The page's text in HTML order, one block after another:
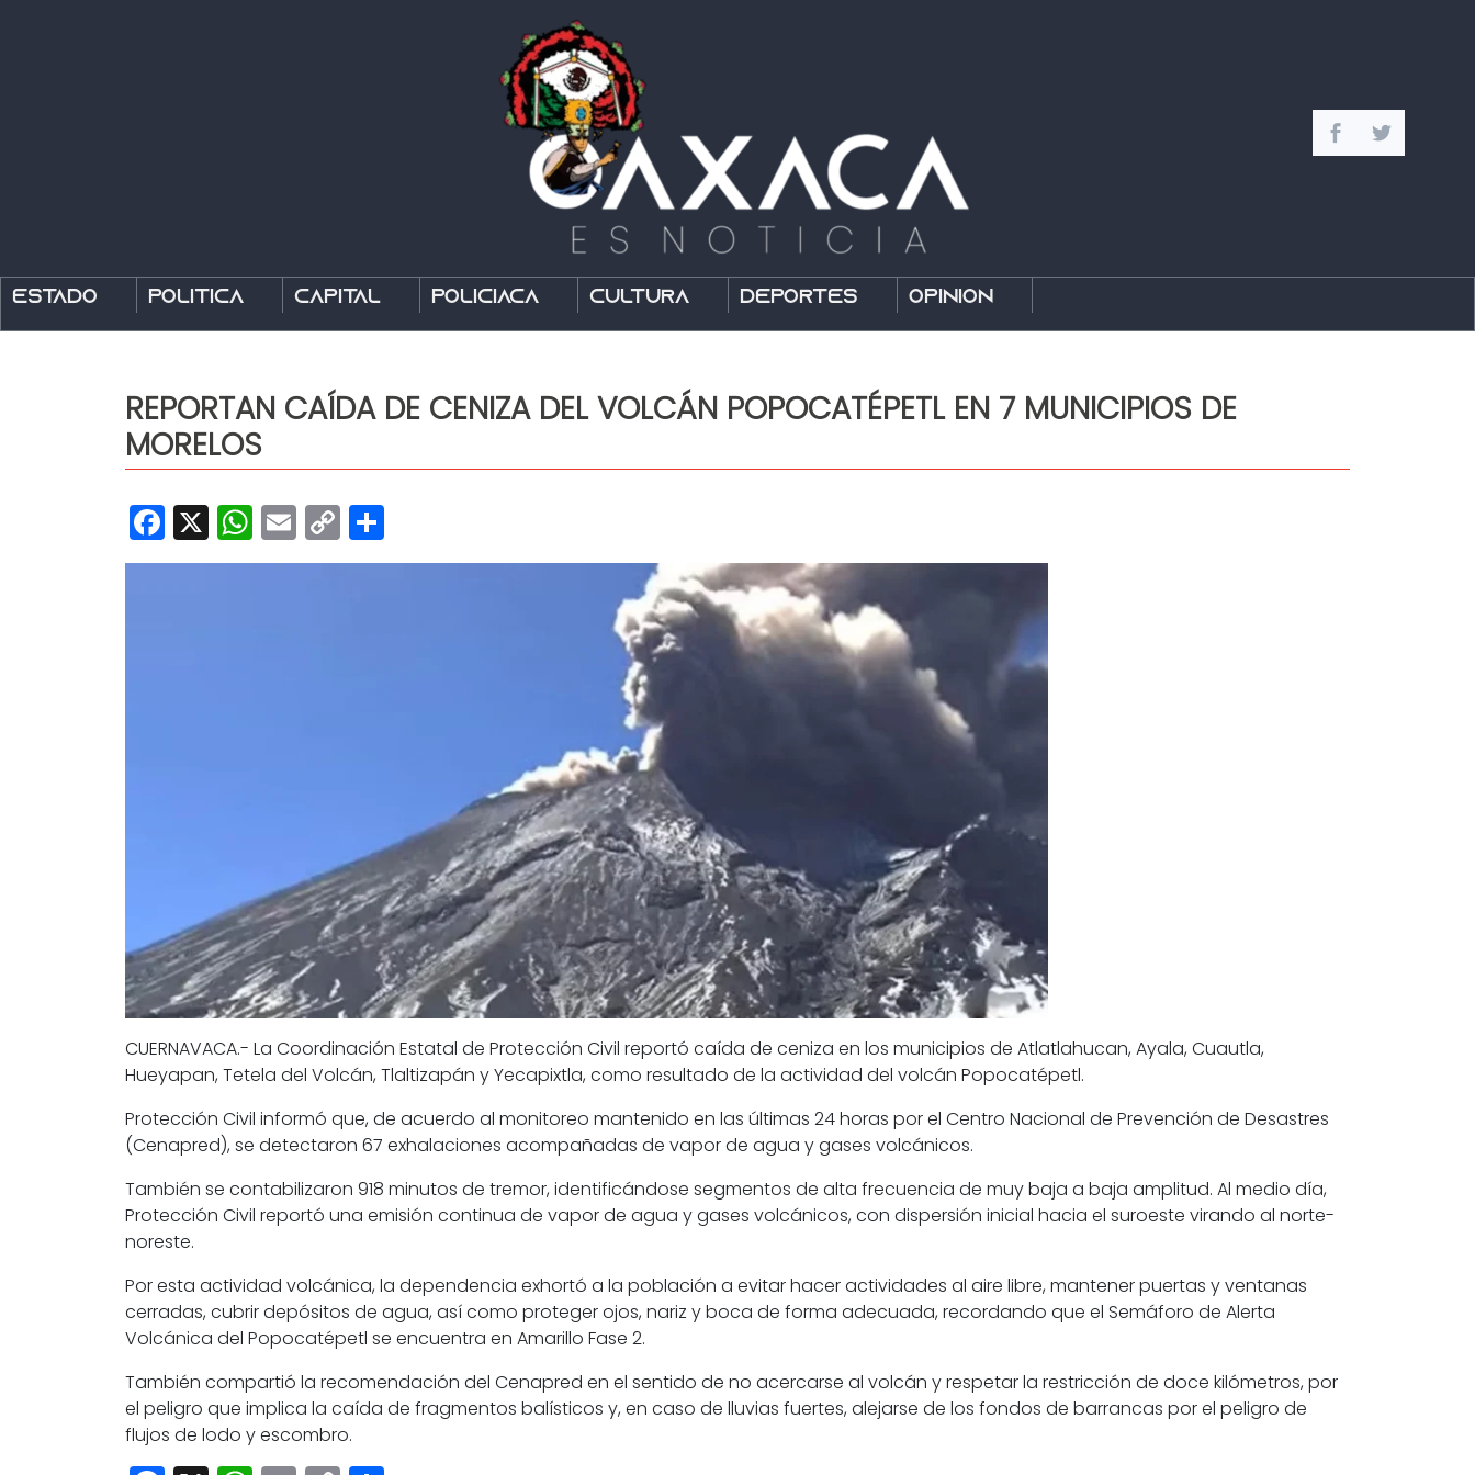
Estado Política Capital Policíaca Cultura Deportes Opinión
REPORTAN CAÍDA DE CENIZA DEL VOLCÁN POPOCATÉPETL EN 7 MUNICIPIOS DE
MORELOS
Facebook
X WhatsApp
Email
Copy
Link
CUERNAVACA.- La Coordinación Estatal de Protección Civil reportó caída de ceniza en los municipios de Atlatlahucan, Ayala, Cuautla,
Hueyapan, Tetela del Volcán, Tlaltizapán y Yecapixtla, como resultado de la actividad del volcán Popocatépetl.
Protección Civil informó que, de acuerdo al monitoreo mantenido en las últimas 24 horas por el Centro Nacional de Prevención de Desastres
(Cenapred), se detectaron 67 exhalaciones acompañadas de vapor de agua y gases volcánicos.
También se contabilizaron 918 minutos de tremor, identificándose segmentos de alta frecuencia de muy baja a baja amplitud. Al medio día,
Protección Civil reportó una emisión continua de vapor de agua y gases volcánicos, con dispersión inicial hacia el suroeste virando al norte-
noreste.
Por esta actividad volcánica, la dependencia exhortó a la población a evitar hacer actividades al aire libre, mantener puertas y ventanas
cerradas, cubrir depósitos de agua, así como proteger ojos, nariz y boca de forma adecuada, recordando que el Semáforo de Alerta
Volcánica del Popocatépetl se encuentra en Amarillo Fase 2.
También compartió la recomendación del Cenapred en el sentido de no acercarse al volcán y respetar la restricción de doce kilómetros, por
el peligro que implica la caída de fragmentos balísticos y, en caso de lluvias fuertes, alejarse de los fondos de barrancas por el peligro de
flujos de lodo y escombro.